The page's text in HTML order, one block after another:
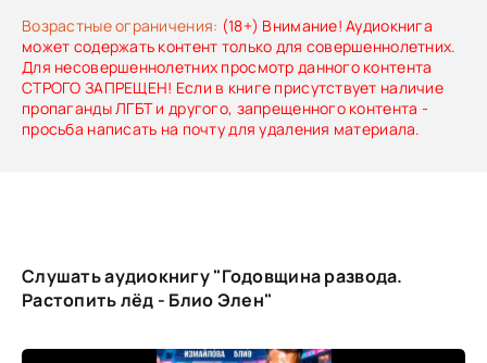
Возрастные ограничения: (18+) Внимание! Аудиокнига
может содержать контент только для совершеннолетних.
Для несовершеннолетних просмотр данного контента
СТРОГО ЗАПРЕЩЕН! Если в книге присутствует наличие
пропаганды ЛГБТ и другого, запрещенного контента -
просьба написать на почту для удаления материала.
Слушать аудиокнигу "Годовщина развода.
Растопить лёд - Блио Элен"